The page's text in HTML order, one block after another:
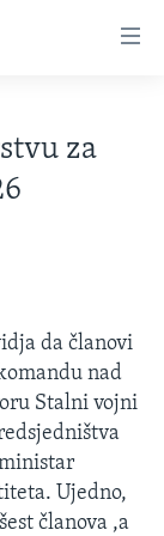
za
da članovi
nad
Stalni vojni
Ujedno,
članova ,a